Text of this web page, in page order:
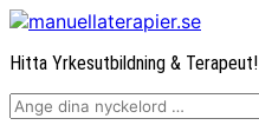
Hitta Yrkesutbildning & Terapeut!